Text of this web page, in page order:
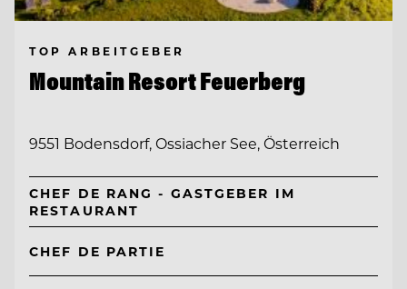
TOP ARBEITGEBER
Mountain Resort Feuerberg
9551 Bodensdorf, Ossiacher See, Österreich
CHEF DE RANG - GASTGEBER IM
RESTAURANT
CHEF DE PARTIE